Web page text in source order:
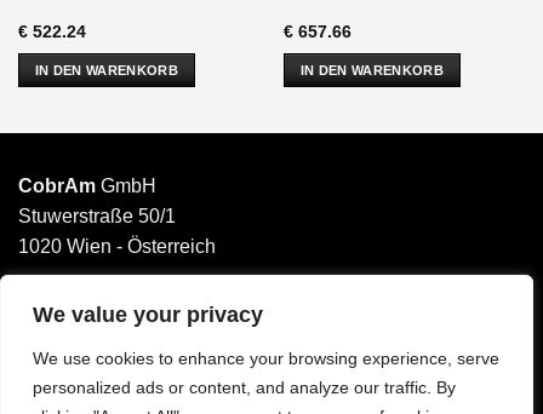
We value your privacy
We use cookies to enhance your browsing experience, serve
personalized ads or content, and analyze our traffic. By
€522.24
IN DEN WARENKORB
€657.66
IN DEN WARENKORB
CobrAm GmbH
Stuwerstraße 50/1
1020 Wien - Österreich
______________________
Email: office@cobram.gmbh
Impressum
AGB